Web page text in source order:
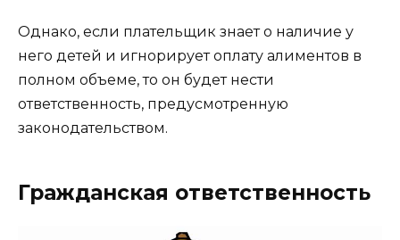
Однако, если плательщик знает о наличие у
него детей и игнорирует оплату алиментов в
полном объеме, то он будет нести
ответственность, предусмотренную
законодательством.
Гражданская ответственность